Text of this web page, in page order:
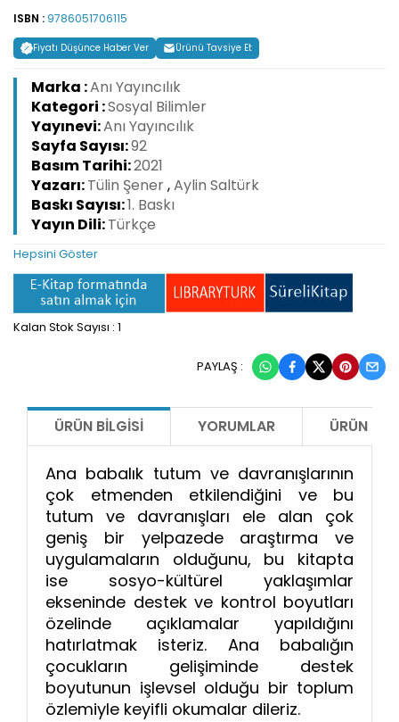
ISBN : 9786051706115
Fiyatı Düşünce Haber Ver Ürünü Tavsiye Et
Marka :Anı Yayıncılık
Kategori :Sosyal Bilimler
Yayınevi:Anı Yayıncılık
Sayfa Sayısı:92
Basım Tarihi:2021
Yazarı:Tülin Şener,Aylin Saltürk
Baskı Sayısı:1. Baskı
Yayın Dili:Türkçe
Hepsini Göster
Kalan Stok Sayısı : 1
PAYLAŞ :
ÜRÜN BILGISI YORUMLAR ÜRÜN
Ana babalık tutum ve davranışlarının
çok etmenden etkilendiğini ve bu
tutum ve davranışları ele alan çok
geniş bir yelpazede araştırma ve
uygulamaların olduğunu, bu kitapta
ise sosyo-kültürel yaklaşımlar
ekseninde destek ve kontrol boyutları
özelinde açıklamalar yapıldığını
hatırlatmak isteriz. Ana babalığın
çocukların gelişiminde destek
boyutunun işlevsel olduğu bir toplum
özlemiyle keyifli okumalar dileriz.